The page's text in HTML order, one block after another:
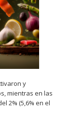
y
mientras en las
2% (5,6% en el